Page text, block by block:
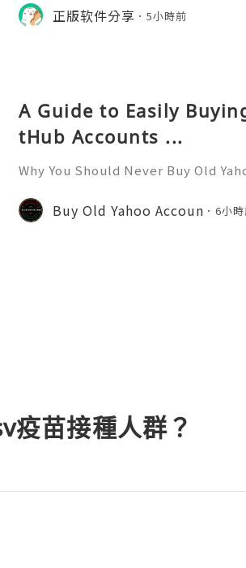
餐）。长
络）：优先 RedteaGO（明确提供通
公数字游民，或手机不支持 eSIM：用
正版软件分享 5小時前
A Guide to Easily
tHub Accounts ...
Why You Should Never Buy Old
onal communication, business
ccount recovery. Because of
Buy Old Yahoo Accoun 6小
疫苗接種人群？